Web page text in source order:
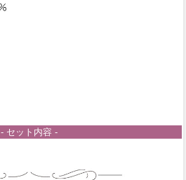
- セット内容 -